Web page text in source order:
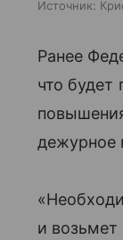
Источник:
Ранее
что будет
дежурное
и возьмет